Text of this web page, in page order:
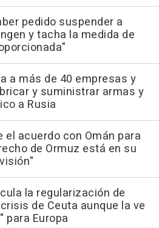
pedido suspender a
y tacha la medida de
a más de 40 empresas y
y suministrar armas y
a Rusia
el acuerdo con Omán para
de Ormuz está en su
la regularización de
de Ceuta aunque la ve
para Europa